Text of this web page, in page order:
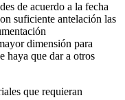
de acuerdo a la fecha
suficiente antelación las
dimensión para
haya que dar a otros
que requieran